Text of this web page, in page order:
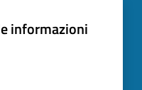
informazioni